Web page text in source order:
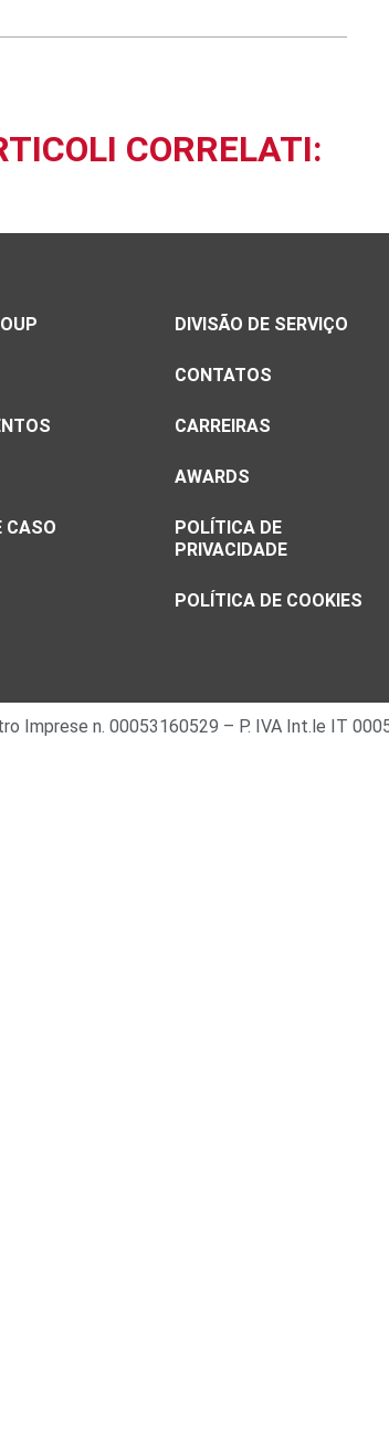
CORRELATI:
CASO
DIVISÃO DE SERVIÇO
CONTATOS
CARREIRAS
AWARDS
POLÍTICA DE
PRIVACIDADE
POLÍTICA DE COOKIES
Imprese n. 00053160529 – P. IVA Int.le IT